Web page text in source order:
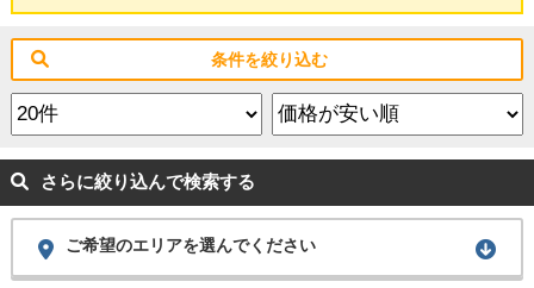
条件を絞り込む
さらに絞り込んで検索する
ご希望のエリアを選んでください